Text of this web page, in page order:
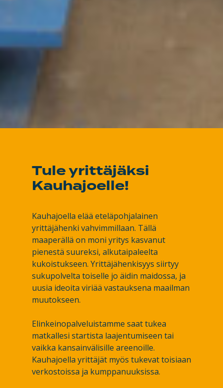
Tule yrittäjäksi
Kauhajoelle!
Kauhajoella elää eteläpohjalainen
yrittäjähenki vahvimmillaan. Tällä
maaperällä on moni yritys kasvanut
pienestä suureksi, alkutaipaleelta
kukoistukseen. Yrittäjähenkisyys siirtyy
sukupolvelta toiselle jo äidin maidossa, ja
uusia ideoita viriää vastauksena maailman
muutokseen.
Elinkeinopalveluistamme saat tukea
matkallesi startista laajentumiseen tai
vaikka kansainvälisille areenoille.
Kauhajoella yrittäjät myös tukevat toisiaan
verkostoissa ja kumppanuuksissa.